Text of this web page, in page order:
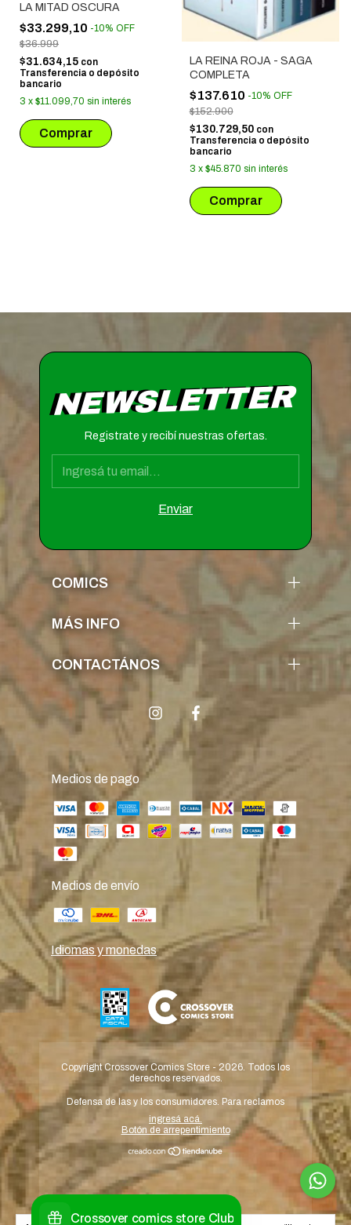
LA MITAD OSCURA
$33.299,10 -10% OFF
$36.999
$31.634,15 con
Transferencia o depósito
bancario
3 x $11.099,70 sin interés
LA REINA ROJA - SAGA
COMPLETA
$137.610 -10% OFF
$152.900
$130.729,50 con
Transferencia o depósito
bancario
3 x $45.870 sin interés
NEWSLETTER
Registrate y recibí nuestras ofertas.
COMICS
MÁS INFO
CONTACTÁNOS
Medios de pago
Medios de envío
Idiomas y monedas
Copyright Crossover Comics Store - 2026. Todos los
derechos reservados.
Defensa de las y los consumidores. Para reclamos
ingresá acá.
Botón de arrepentimiento